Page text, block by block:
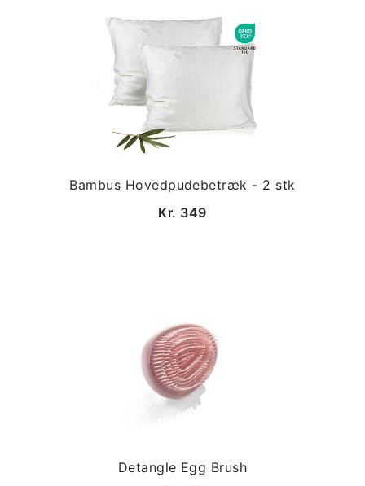
Bambus Hovedpudebetræk - 2 stk
Kr. 349
Detangle Egg Brush